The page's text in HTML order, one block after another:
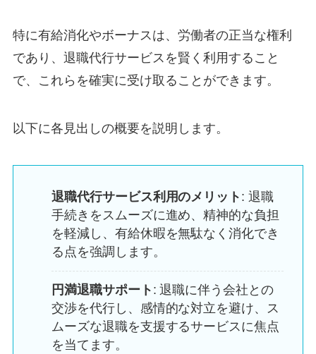
特に有給消化やボーナスは、労働者の正当な権利
であり、退職代行サービスを賢く利用すること
で、これらを確実に受け取ることができます。
以下に各見出しの概要を説明します。
退職代行サービス利用のメリット : 退職
手続きをスムーズに進め、精神的な負担
を軽減し、有給休暇を無駄なく消化でき
る点を強調します。
円満退職サポート : 退職に伴う会社との
交渉を代行し、感情的な対立を避け、ス
ムーズな退職を支援するサービスに焦点
を当てます。